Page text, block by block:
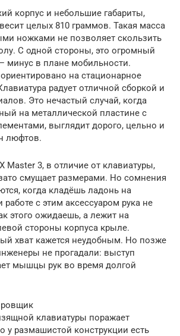
корпус и небольшие габариты,
целых 810 граммов. Такая масса
ножками не позволяет скользить
С одной стороны, это огромный
минус в плане мобильности.
на стационарное
радует отличной сборкой и
Это нечастый случай, когда
на металлической пластине с
выглядит дорого, цельно и
люфтов.
3, в отличие от клавиатуры,
смущает размерами. Но сомнения
когда кладёшь ладонь на
с этим аксессуаром рука не
этого ожидаешь, а лежит на
стороны корпуса крыле.
хват кажется неудобным. Но позже
не прогадали: выступ
мышцы рук во время долгой
клавиатуры поражает
у размашистой конструкции есть